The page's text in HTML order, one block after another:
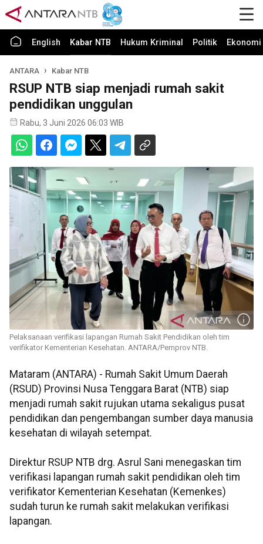
English Kabar NTB Hukum Kriminal Politik
ANTARA Kabar NTB
RSUP NTB siap menjadi rumah sakit
pendidikan unggulan
Rabu, 3 Juni 2026 06:03 WIB
Pelaksanaan verifikasi lapangan Rumah Sakit Pendidikan oleh tim
verifikator Kementerian Kesehatan. ANTARA/Pemprov NTB.
Mataram (ANTARA) - Rumah Sakit Umum Daerah
(RSUD) Provinsi Nusa Tenggara Barat (NTB) siap
menjadi rumah sakit rujukan utama sekaligus pusat
pendidikan dan pengembangan sumber daya manusia
kesehatan di wilayah setempat.
Direktur RSUP NTB drg. Asrul Sani menegaskan tim
verifikasi lapangan rumah sakit pendidikan oleh tim
verifikator Kementerian Kesehatan (Kemenkes)
sudah turun ke rumah sakit melakukan verifikasi
lapangan.